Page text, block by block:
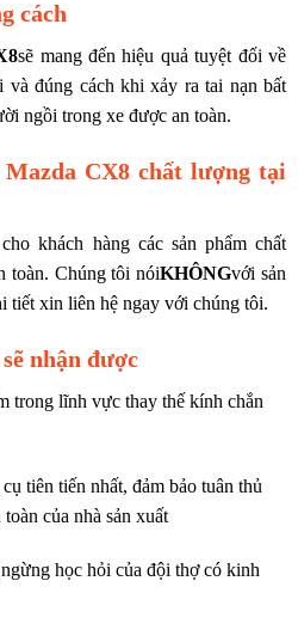
cách
sẽ mang đến hiệu quả tuyệt đối về
đúng cách khi xảy ra tai nạn bất
ngồi trong xe được an toàn.
CX8 chất lượng tại
khách hàng các sản phẩm chất
toàn. Chúng tôi nóiKHÔNGvới sản
tiết xin liên hệ ngay với chúng tôi.
nhận được
trong lĩnh vực thay thế kính chắn
tiên tiến nhất, đảm bảo tuân thủ
của nhà sản xuất
học hỏi của đội thợ có kinh